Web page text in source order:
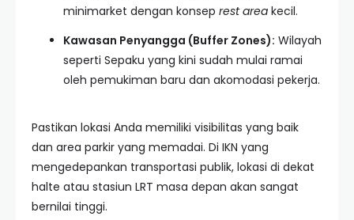
minimarket dengan konsep rest area kecil.
Kawasan Penyangga (Buffer Zones): Wilayah
seperti Sepaku yang kini sudah mulai ramai
oleh pemukiman baru dan akomodasi pekerja.
Pastikan lokasi Anda memiliki visibilitas yang baik
dan area parkir yang memadai. Di IKN yang
mengedepankan transportasi publik, lokasi di dekat
halte atau stasiun LRT masa depan akan sangat
bernilai tinggi.